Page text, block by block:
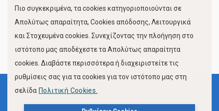
FOLLOW US
Όροι Χρήσης
Πολιτική Προστασίας Προσωπικών Δεδομένων
Πιο συγκεκριμένα, τα cookies κατηγοριοποιούνται σε
Απολύτως απαραίτητα, Cookies απόδοσης, Λειτουργικά
και Στοχευμένα cookies. Συνεχίζοντας την πλοήγηση στο
ιστότοπο μας αποδέχεστε τα Απολύτως απαραίτητα
cookies. Διαβάστε περισσότερα ή διαχειριστείτε τις
ρυθμίσεις σας για τα cookies για τον ιστότοπο μας στη
σελίδα Πολιτική Cookies.